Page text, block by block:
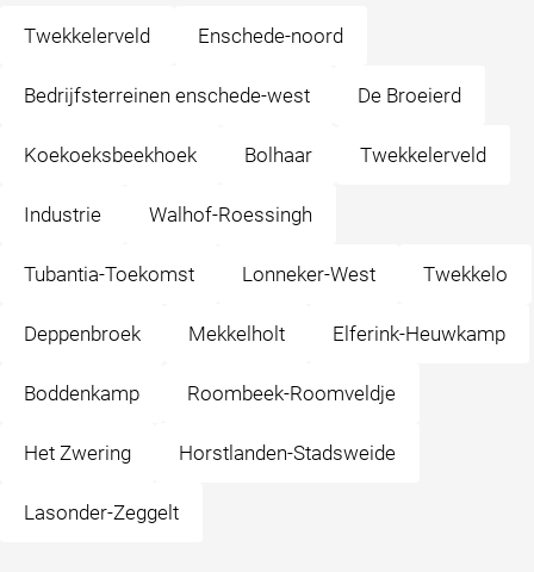
Twekkelerveld Enschede-noord
Bedrijfsterreinen enschede-west De Broeierd
Koekoeksbeekhoek Bolhaar Twekkelerveld
Industrie Walhof-Roessingh
Tubantia-Toekomst Lonneker-West Twekkelo
Deppenbroek Mekkelholt Elferink-Heuwkamp
Boddenkamp Roombeek-Roomveldje
Het Zwering Horstlanden-Stadsweide
Lasonder-Zeggelt